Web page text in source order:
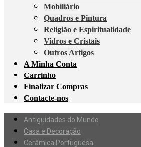
Mobiliário
Quadros e Pintura
Religião e Espiritualidade
Vidros e Cristais
Outros Artigos
A Minha Conta
Carrinho
Finalizar Compras
Contacte-nos
Antiguidades do Mundo
Casa e Decoração
Cerâmica Portuguesa